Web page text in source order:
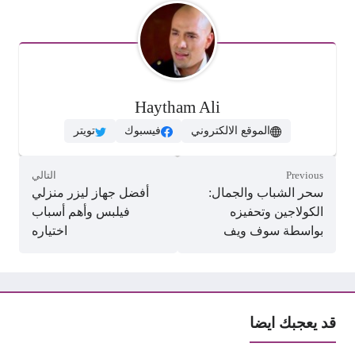
Haytham Ali
الموقع الالكتروني فيسبوك تويتر
Previous
سحر الشباب والجمال:
الكولاجين وتحفيزه
بواسطة سوف ويف
التالي
أفضل جهاز ليزر منزلي
فيلبس وأهم أسباب
اختياره
قد يعجبك ايضا